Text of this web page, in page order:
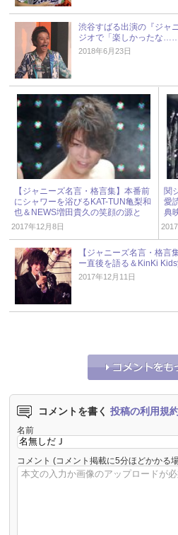
渋谷すばる出演の『ジャ
ジオで「楽しかったな
2018年6月23日
【ジャニーズ名言・格言集】本番前
にシャワーを浴びるKAT-TUN亀梨和
也＆NEWS増田貴久の笑顔の源と
は？
2017年12月8日
関
愛
典
フ
【ジャニーズ名言・格言
ー直後を語る＆KinKi
2017年12月11日
コメントを書く 投稿の利用規
名前
コメント (コメント掲載に5分ほどかかる